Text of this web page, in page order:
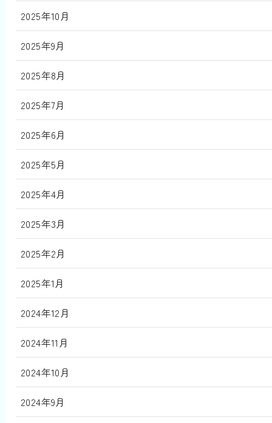
2025年10月
2025年9月
2025年8月
2025年7月
2025年6月
2025年5月
2025年4月
2025年3月
2025年2月
2025年1月
2024年12月
2024年11月
2024年10月
2024年9月